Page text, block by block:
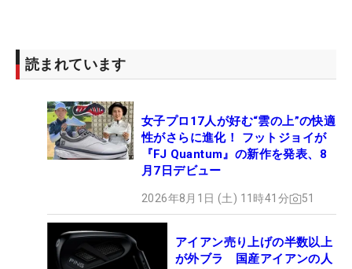
読まれています
女子プロ17人が好む“雲の上”の快適
性がさらに進化！ フットジョイが
『FJ Quantum』の新作を発表、8
月7日デビュー
2026年8月1日 (土) 11時41分 51
アイアン売り上げの半数以上
が外ブラ 国産アイアンの人